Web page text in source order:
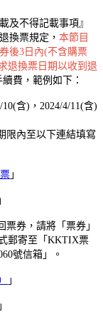
及不得記載事項』
換票規定， 本節目
後3日內(不含購票
退換票日期以收到退
費，範例如下：
含)，2024/4/11(含)
限內至以下連結填寫
」
」
票券，請將「票券」
郵寄至「KKTIX票
號信箱」。
」
」